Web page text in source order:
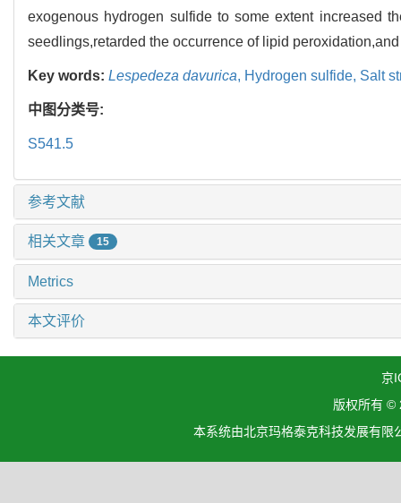
exogenous hydrogen sulfide to some extent increased
seedlings,retarded the occurrence of lipid
Key words: Lespedeza davurica, Hydrogen sulfide, Salt
中图分类号:
S541.5
参考文献
相关文章 15
Metrics
本文评价
京
版权所有 ©
本系统由北京玛格泰克科技发展有